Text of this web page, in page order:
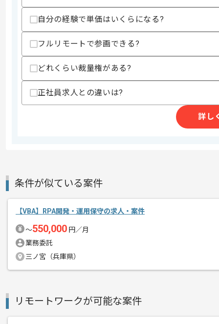
歓迎スキル
・情報システム部門での作業経験
精算条件
有
140時間〜180時間
その他募集要項
エージェントからのコ
取引実績のある企業の案件です。
長期案件ですので腰を据えて作業され
自分の経験で単価はいくらになる?
フルリモートで参画できる?
どれくらい裁量権がある?
正社員求人との違いは?
詳し
条件が似ている案件
【VBA】RPA開発・運用保守の求人・案件
〜550,000 円／月
業務委託
三ノ宮（兵庫県）
リモートワークが可能な案件